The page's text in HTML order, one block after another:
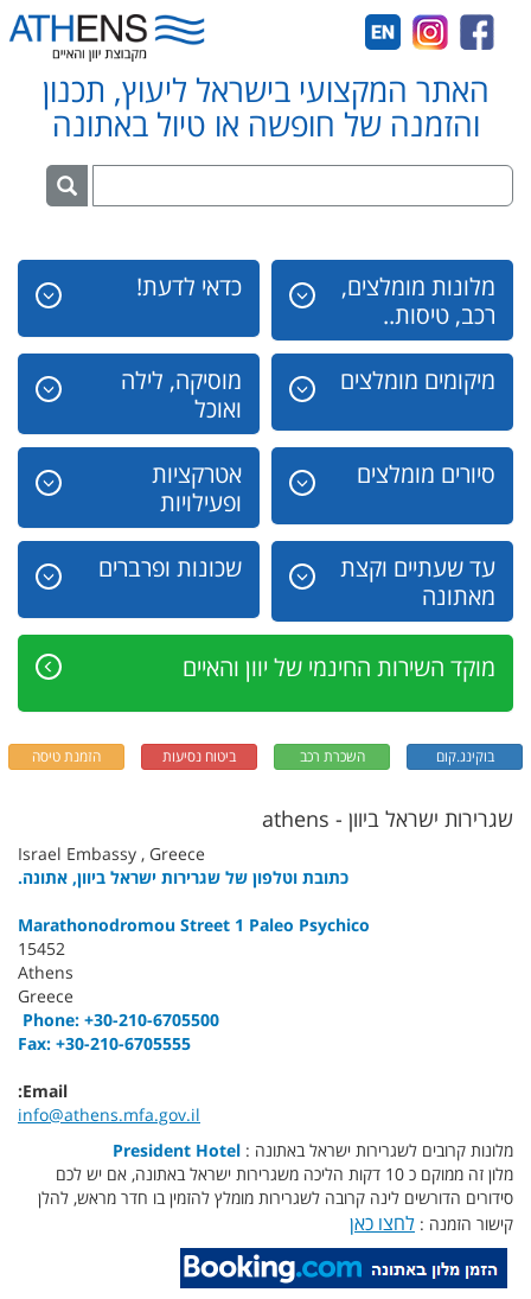
האתר המקצועי בישראל ליעוץ, תכנון
והזמנה של חופשה או טיול באתונה
מלונות מומלצים,
רכב, טיסות..
כדאי לדעת!
מיקומים מומלצים
מוסיקה, לילה
ואוכל
סיורים מומלצים
אטרקציות
ופעילויות
עד שעתיים וקצת
מאתונה
שכונות ופרברים
מוקד השירות החינמי של יוון והאיים
בוקינג.קום השכרת רכב ביטוח נסיעות הזמנת טיסה
שגרירות ישראל ביוון - athens
Israel Embassy , Greece
כתובת וטלפון של שגרירות ישראל ביוון, אתונה.
Marathonodromou Street 1 Paleo Psychico
15452
Athens
Greece
Phone: +30-210-6705500
Fax: +30-210-6705555
Email:
info@athens.mfa.gov.il
מלונות קרובים לשגרירות ישראל באתונה : President Hotel
מלון זה ממוקם כ 10 דקות הליכה משגרירות ישראל באתונה, אם יש לכם
סידורים הדורשים לינה קרובה לשגרירות מומלץ להזמין בו חדר מראש, להלן
קישור הזמנה : לחצו כאן